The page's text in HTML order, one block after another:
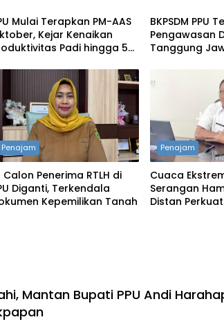
Mulai Terapkan PM-AAS
Kejar Kenaikan
Padi hingga 5
BKPSDM PPU
Pengawasan
Tanggung
Penajam
Calon Penerima RTLH di
Diganti, Terkendala
Kepemilikan Tanah
Penajam
Cuaca
Serangan
Distan
Mantan Bupati PPU Andi